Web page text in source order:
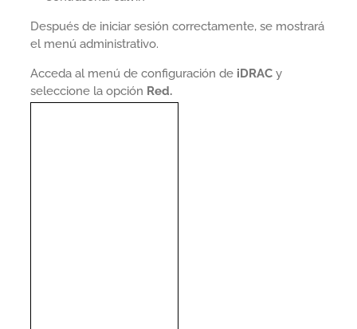
Después de iniciar sesión correctamente, se mostrará
el menú administrativo.
Acceda al menú de configuración de iDRAC y
seleccione la opción Red.